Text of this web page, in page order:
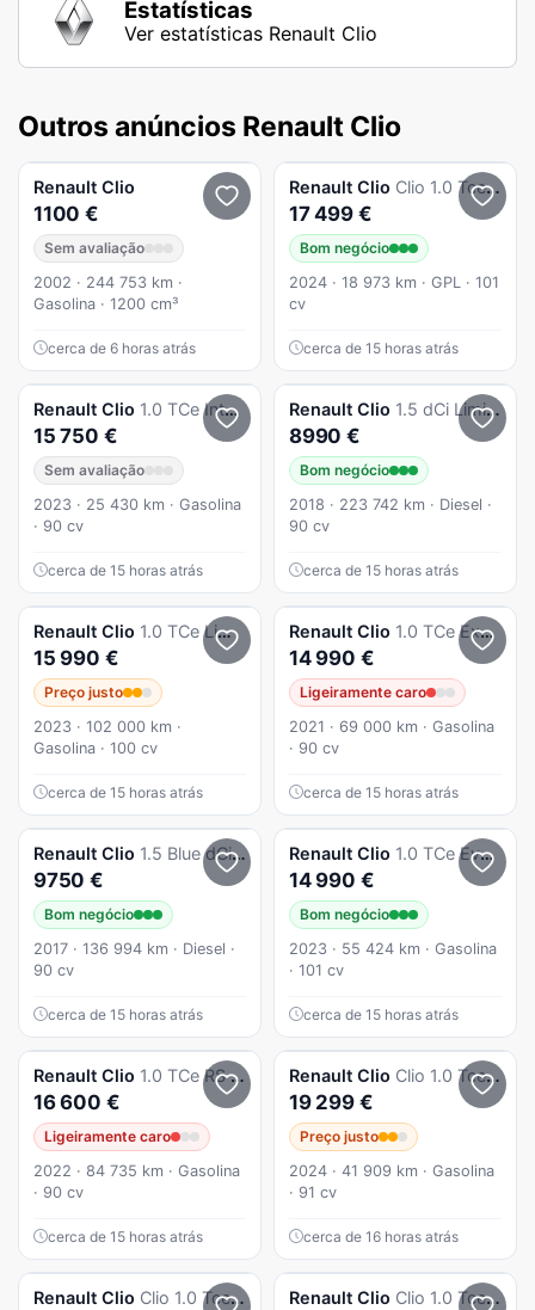
Estatísticas
Ver estatísticas Renault Clio
Outros anúncios Renault Clio
Renault Clio
1100 €
Sem avaliação
2002 · 244 753 km ·
Gasolina · 1200 cm³
cerca de 6 horas atrás
Renault Clio Clio 1.0 Tce Evolution Bi-Fuel
17 499 €
Bom negócio
2024 · 18 973 km · GPL · 101
cv
cerca de 15 horas atrás
Renault Clio 1.0 TCe Intens
15 750 €
Sem avaliação
2023 · 25 430 km · Gasolina
· 90 cv
cerca de 15 horas atrás
Renault Clio 1.5 dCi Limited EDition
8990 €
Bom negócio
2018 · 223 742 km · Diesel ·
90 cv
cerca de 15 horas atrás
Renault Clio 1.0 TCe Limited Bi-Fuel
15 990 €
Preço justo
2023 · 102 000 km ·
Gasolina · 100 cv
cerca de 15 horas atrás
Renault Clio 1.0 TCe Exclusive CVT
14 990 €
Ligeiramente caro
2021 · 69 000 km · Gasolina
· 90 cv
cerca de 15 horas atrás
Renault Clio 1.5 Blue dCi Zen
9750 €
Bom negócio
2017 · 136 994 km · Diesel ·
90 cv
cerca de 15 horas atrás
Renault Clio 1.0 TCe Evolution Bi-Fuel
14 990 €
Bom negócio
2023 · 55 424 km · Gasolina
· 101 cv
cerca de 15 horas atrás
Renault Clio 1.0 TCe RS Line
16 600 €
Ligeiramente caro
2022 · 84 735 km · Gasolina
· 90 cv
cerca de 15 horas atrás
Renault Clio Clio 1.0 Tce Esprit Alpine
19 299 €
Preço justo
2024 · 41 909 km · Gasolina
· 91 cv
cerca de 16 horas atrás
Renault Clio Clio 1.0 Tce Evolution Bi-Fuel Renault Clio Clio 1.0 Tce Evolution